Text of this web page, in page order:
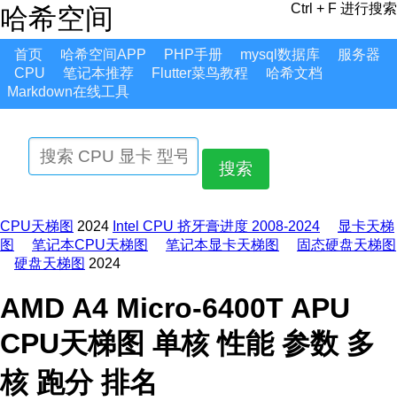
哈希空间 Ctrl + F 进行搜索
首页 哈希空间APP PHP手册 mysql数据库
服务器
CPU
笔记本推荐 Flutter菜鸟教程
哈希文档
Markdown在线工具
搜索
CPU天梯图 2024 Intel CPU 挤牙膏进度 2008-2024
显卡天梯
图
笔记本CPU天梯图 笔记本显卡天梯图
固态硬盘天梯图
硬盘天梯图 2024
AMD A4 Micro-6400T APU
CPU天梯图 单核 性能 参数 多
核 跑分 排名